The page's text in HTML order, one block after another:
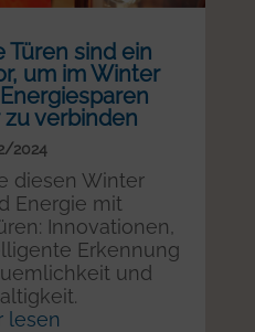
sind ein
um im Winter
verbinden
2024
diesen Winter
Energie mit
Innovationen,
Erkennung
und
lesen